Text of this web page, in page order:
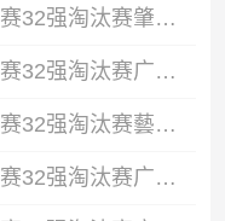
08月04日佛山西甲足球联赛32强淘汰赛肇庆恒骏成VS三七互娱全场录像
08月04日佛山西甲足球联赛32强淘汰赛广东西南建设VS香港圣徒全场录像
08月04日佛山西甲足球联赛32强淘汰赛藝品高國際VS湛江狂狼·粵辉能源全场录像
08月03日佛山西甲足球联赛32强淘汰赛广东客家青年VS广州英华思力U17全场录像